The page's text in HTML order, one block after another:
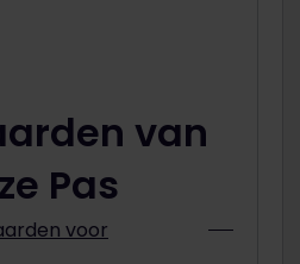
van
Pas
voor